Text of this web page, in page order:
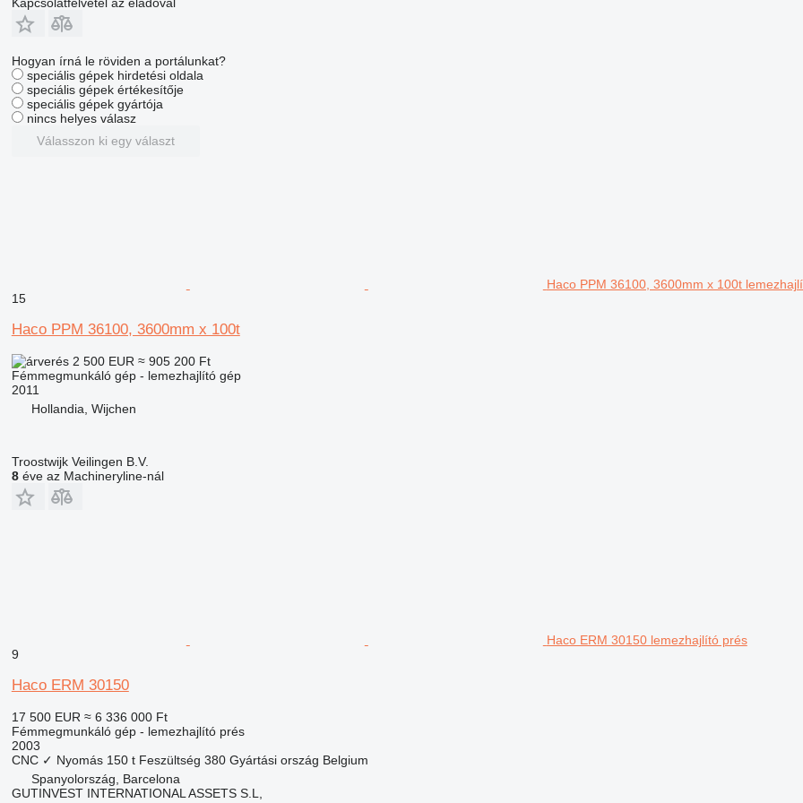
Hogyan írná le röviden a portálunkat?
speciális gépek hirdetési oldala
speciális gépek értékesítője
speciális gépek gyártója
nincs helyes válasz
Válasszon ki egy választ
Haco PPM 36100, 3600mm x 100t
15
Haco PPM 36100, 3600mm x 100t
2 500 EUR ≈ 905 200 Ft
Fémmegmunkáló gép - lemezhajlító gép
2011
Hollandia, Wijchen
Troostwijk Veilingen B.V.
8éve az Machineryline-nál
Haco ERM 30150 lemezhajlító prés
9
Haco ERM 30150
17 500 EUR ≈ 6 336 000 Ft
Fémmegmunkáló gép - lemezhajlító prés
2003
CNC ✓ Nyomás 150 t Feszültség 380 Gyártási ország Belgium
Spanyolország, Barcelona
GUTINVEST INTERNATIONAL ASSETS S.L,